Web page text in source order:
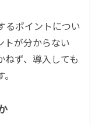
るポイントについ
トが分からない
ねず、導入しても